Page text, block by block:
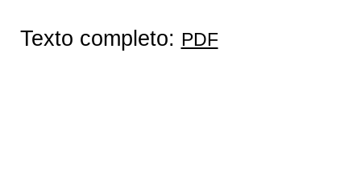
Texto completo: PDF